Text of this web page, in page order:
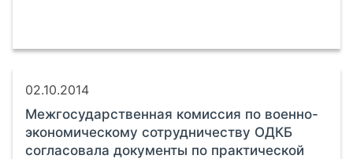
02.10.2014
Межгосударственная комиссия по военно-
экономическому сотрудничеству ОДКБ
согласовала документы по практической